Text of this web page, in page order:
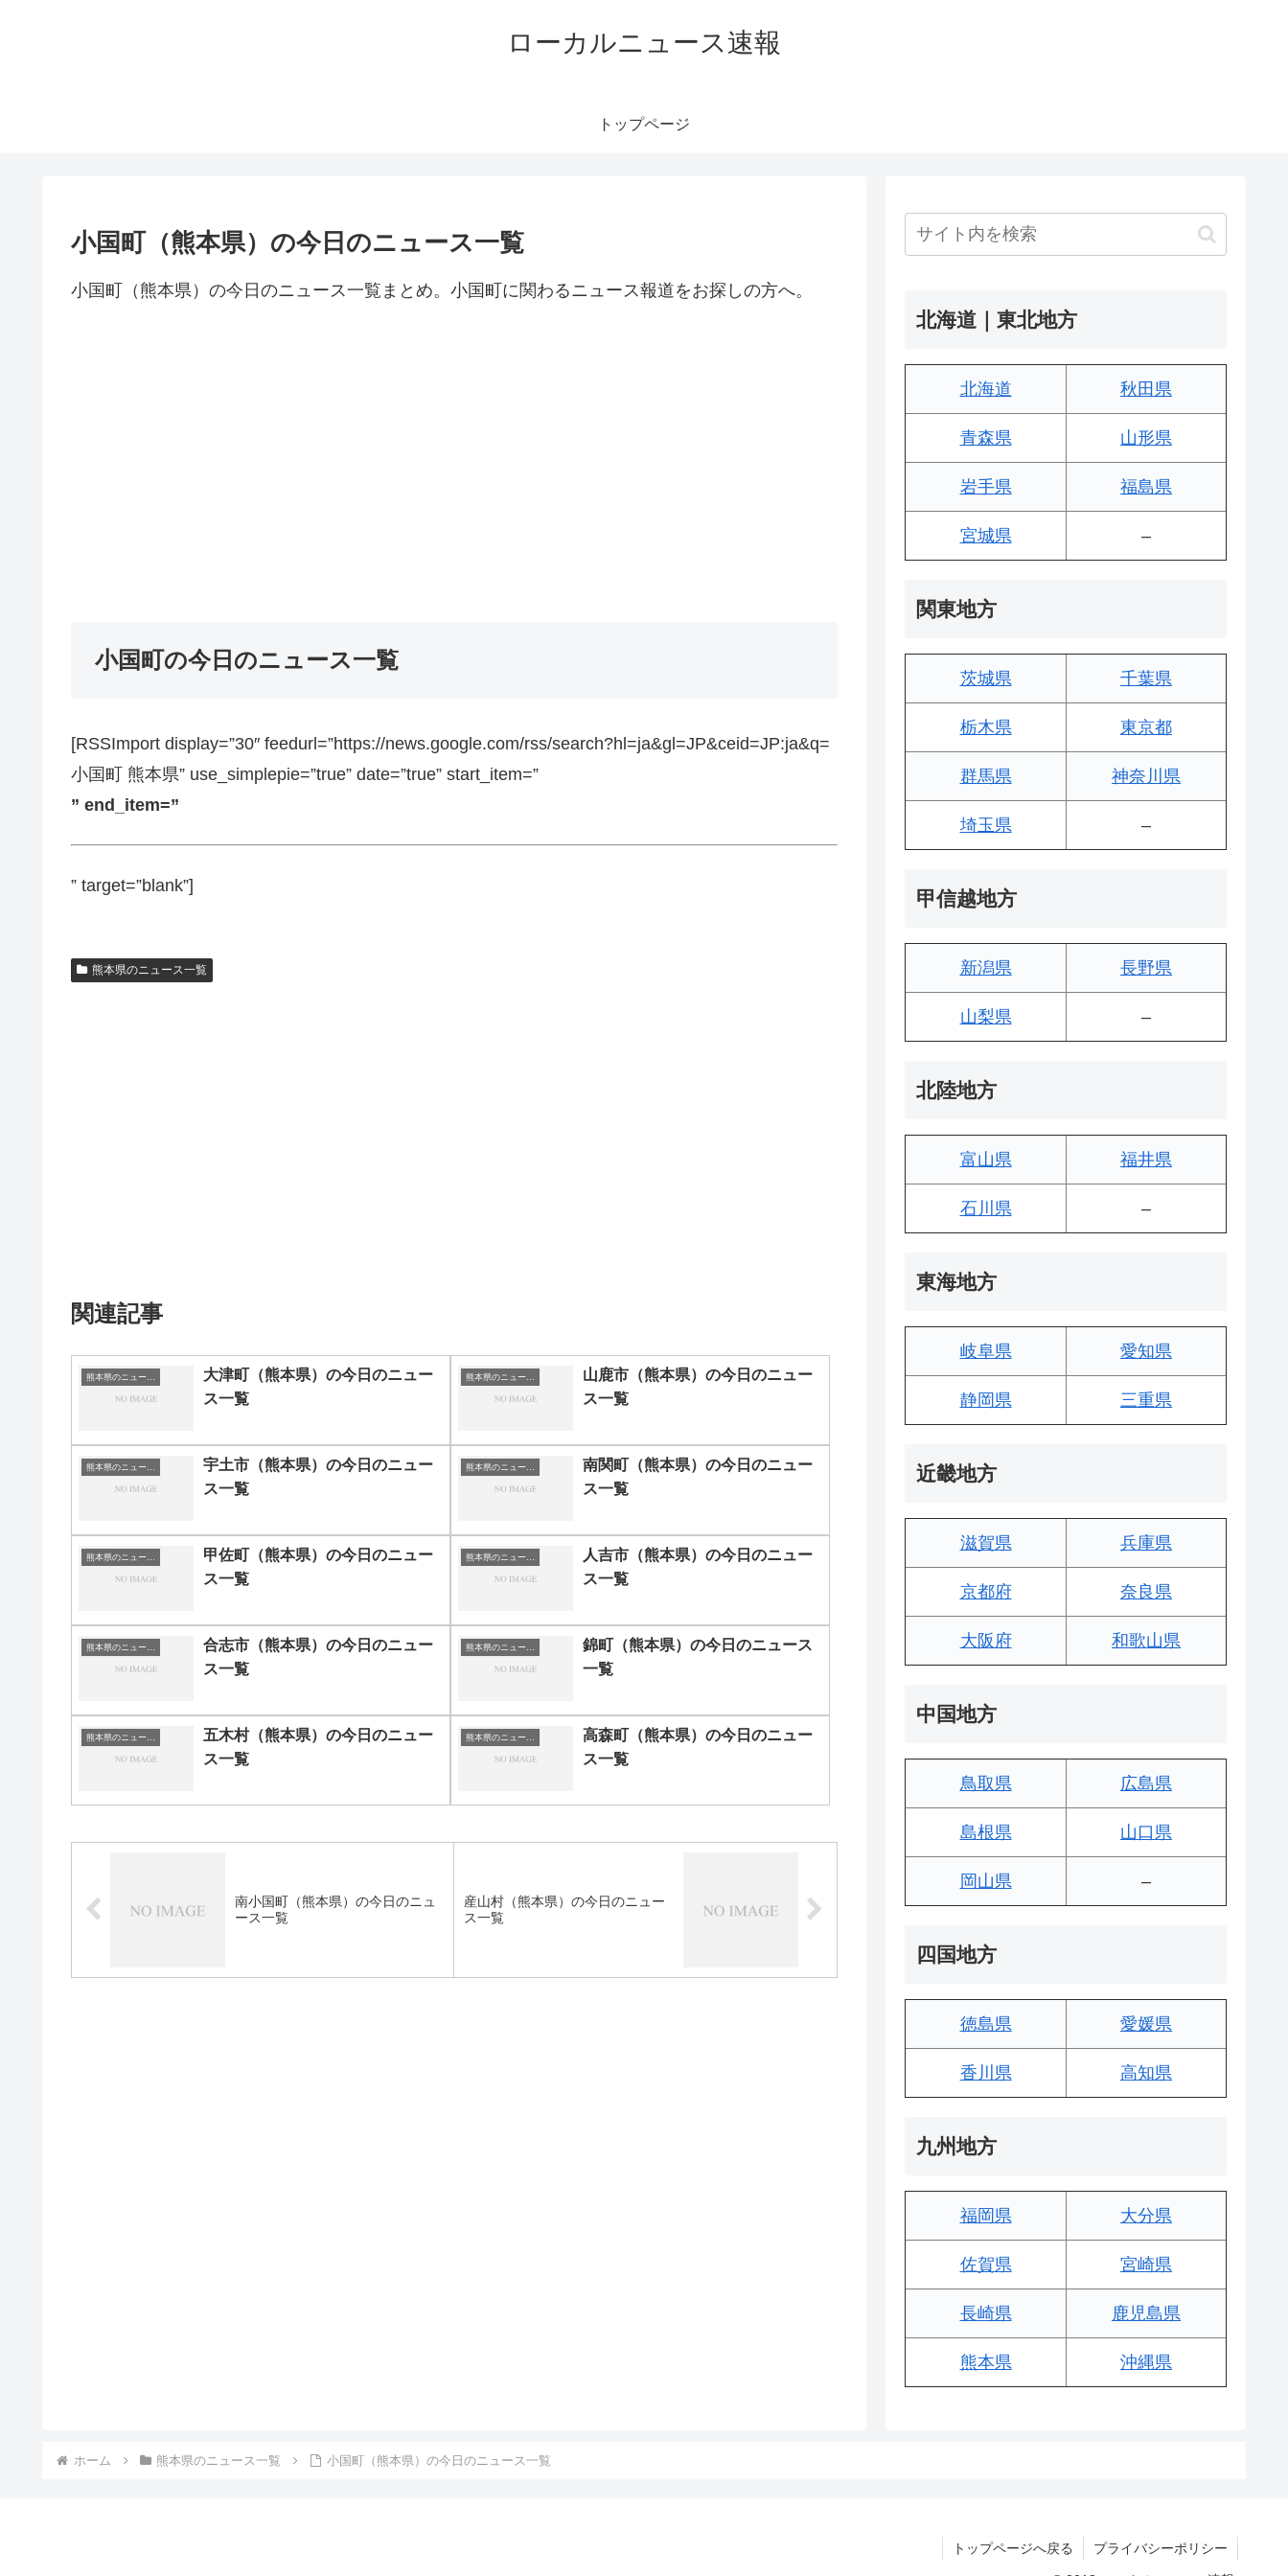
ローカルニュース速報
トップページ
小国町（熊本県）の今日のニュース一覧
小国町（熊本県）の今日のニュース一覧まとめ。小国町に関わるニュース報道をお探しの方へ。
小国町の今日のニュース一覧
[RSSImport display=”30″ feedurl=”https://news.google.com/rss/search?hl=ja&gl=JP&ceid=JP:ja&q=
小国町 熊本県” use_simplepie=”true” date=”true” start_item=”
” end_item=”
” target=”blank”]
熊本県のニュース一覧
関連記事
熊本県のニュース一覧
大津町（熊本県）の今日のニュー
ス一覧
熊本県のニュース一覧
山鹿市（熊本県）の今日のニュー
ス一覧
熊本県のニュース一覧
宇土市（熊本県）の今日のニュー
ス一覧
熊本県のニュース一覧
南関町（熊本県）の今日のニュー
ス一覧
熊本県のニュース一覧
甲佐町（熊本県）の今日のニュー
ス一覧
熊本県のニュース一覧
人吉市（熊本県）の今日のニュー
ス一覧
熊本県のニュース一覧
合志市（熊本県）の今日のニュー
ス一覧
熊本県のニュース一覧
錦町（熊本県）の今日のニュース
一覧
熊本県のニュース一覧
五木村（熊本県）の今日のニュー
ス一覧
熊本県のニュース一覧
高森町（熊本県）の今日のニュー
ス一覧
南小国町（熊本県）の今日のニュ
ース一覧
産山村（熊本県）の今日のニュー
ス一覧
北海道｜東北地方
北海道 秋田県
青森県 山形県
岩手県 福島県
宮城県 –
関東地方
茨城県 千葉県
栃木県 東京都
群馬県 神奈川県
埼玉県 –
甲信越地方
新潟県 長野県
山梨県 –
北陸地方
富山県 福井県
石川県 –
東海地方
岐阜県 愛知県
静岡県 三重県
近畿地方
滋賀県 兵庫県
京都府 奈良県
大阪府 和歌山県
中国地方
鳥取県 広島県
島根県 山口県
岡山県 –
四国地方
徳島県 愛媛県
香川県 高知県
九州地方
福岡県 大分県
佐賀県 宮崎県
長崎県 鹿児島県
熊本県 沖縄県
ホーム 熊本県のニュース一覧 小国町（熊本県）の今日のニュース一覧
トップページへ戻る プライバシーポリシー